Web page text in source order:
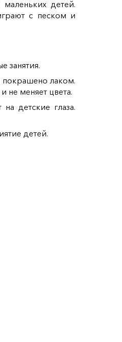
детей.
с песком и
занятия.
покрашено лаком.
не меняет цвета.
детские глаза.
детей.